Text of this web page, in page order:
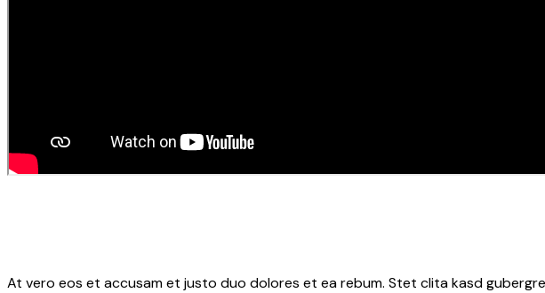
At vero eos et accusam et justo duo dolores et ea rebum. Stet clita kasd